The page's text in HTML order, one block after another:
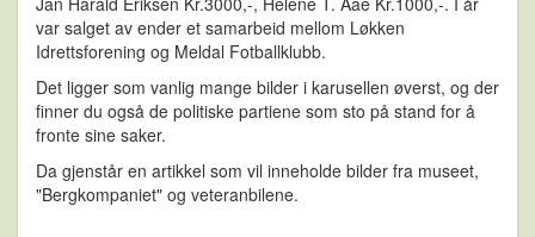
var salget av ender et samarbeid mellom Løkken
Idrettsforening og Meldal Fotballklubb.
Det ligger som vanlig mange bilder i karusellen øverst, og der
finner du også de politiske partiene som sto på stand for å
fronte sine saker.
Da gjenstår en artikkel som vil inneholde bilder fra museet,
"Bergkompaniet" og veteranbilene.